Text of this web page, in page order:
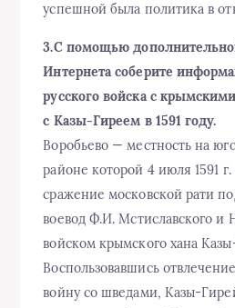
успешной была политика в
3.С помощью
Интернета соберите
русского войска с
с Казы-Гиреем в 1591 году.
Воробьево — местность на
районе которой 4 июля 1591
сражение московской рати
воевод Ф.И. Мстиславского и
войском крымского хана
Воспользовавшись
войну со шведами, Казы-